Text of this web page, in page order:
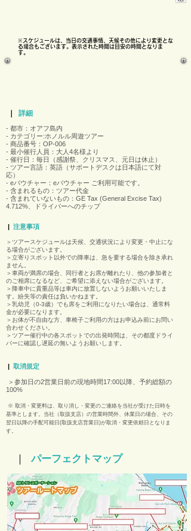
※スケジュールは、当日の交通事情、天候その他により変更とな
る場合もございます。表示された時間は目安の時間となりま
す。​
詳細
- 都市：オアフ島内
- カテゴリー:ホノルル周遊ツアー
- 商品番号：OP-006
- 最小催行人員：大人4名様より
- 催行日：毎日（感謝祭、クリスマス、元日は休止）
- ツアー言語：英語（サポートデスクは日本語にて対
応）
- eバウチャー：eバウチャー ご利用可能です。
- 含まれるもの：ツアー代金
​- 含まれていないもの：GE Tax (General Excise Tax)
4.712%、ドライバーへのチップ
| 注意事項
＞ツアースケジュールは天候、交通状況により変更・中止にな
る場合がございます。
＞立寄りスポット以外での降車は、急を要する場合を除き承れ
ません。
＞車両が満席の場合、同行者とお席が離れたり、他の参加者と
のご相席になるなど、ご希望に添えない場合がございます。
＞降車中に貴重品等は車内に放置しないようお願いいたしま
す。紛失等の責任は負いかねます。
＞乳幼児（0-3歳）でも席をご利用になりたい場合は、通常料
金が必要になります。
＞お体が不自由な方、車椅子ご利用の方はお申込み前にお問い
合わせください。
＞ツアー催行中の各スポットでの出発時間は、その都度ドライ
バーに確認し遅延の無いようお願いします。
| 取消規定
＞参加日の2営業日前の現地時間17:00以降、予約総額の
100%​
※ 取消・変更料は、取り消し・変更のご連絡を当社が受けた日時を
基準とします。当社（取扱支店）の営業時間外、休業日の場合、その
翌日以降の手配可能日(取扱支店営業日)が取消・変更依頼日となりま
す。
｜ パーフェクトマップ